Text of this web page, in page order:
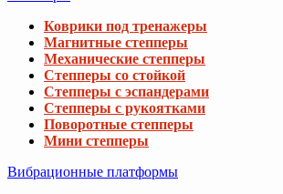
Коврики под тренажеры
Магнитные степперы
Механические степперы
Степперы со стойкой
Степперы с эспандерами
Степперы с рукоятками
Поворотные степперы
Мини степперы
Вибрационные платформы